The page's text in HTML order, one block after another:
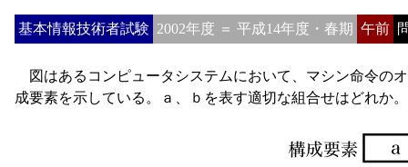
基本情報技術者試験 2002年度 ＝ 平成14年度・春期 午前
図はあるコンピュータシステムにおいて、マシン命令の
成要素を示している。ａ、ｂを表す適切な組合せはどれか。